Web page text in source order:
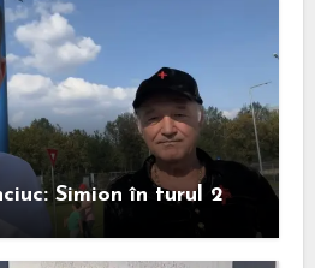
Simion în turul 2